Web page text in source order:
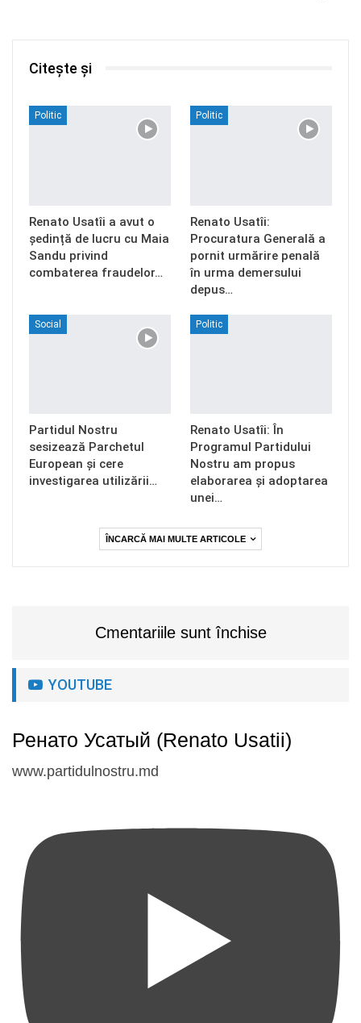
Citește și
Politic
Renato Usatîi a avut o
ședință de lucru cu Maia
Sandu privind
combaterea fraudelor…
Politic
Renato Usatîi:
Procuratura Generală a
pornit urmărire penală
în urma demersului
depus…
Social
Partidul Nostru
sesizează Parchetul
European și cere
investigarea utilizării…
Politic
Renato Usatîi: În
Programul Partidului
Nostru am propus
elaborarea și adoptarea
unei…
ÎNCARCĂ MAI MULTE ARTICOLE
Cmentariile sunt închise
YOUTUBE
Ренато Усатый (Renato Usatii)
www.partidulnostru.md